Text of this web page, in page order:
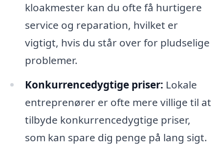
kloakmester kan du ofte få hurtigere
service og reparation, hvilket er
vigtigt, hvis du står over for pludselige
problemer.
Konkurrencedygtige priser: Lokale
entreprenører er ofte mere villige til at
tilbyde konkurrencedygtige priser,
som kan spare dig penge på lang sigt.